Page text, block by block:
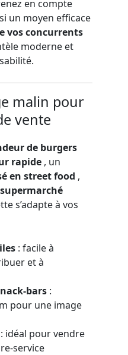
en compte
un moyen efficace
vos concurrents
moderne et
malin pour
vente
de burgers
rapide , un
en street food ,
supermarché
s’adapte à vos
: facile à
et à
bars :
pour une image
: idéal pour vendre
service